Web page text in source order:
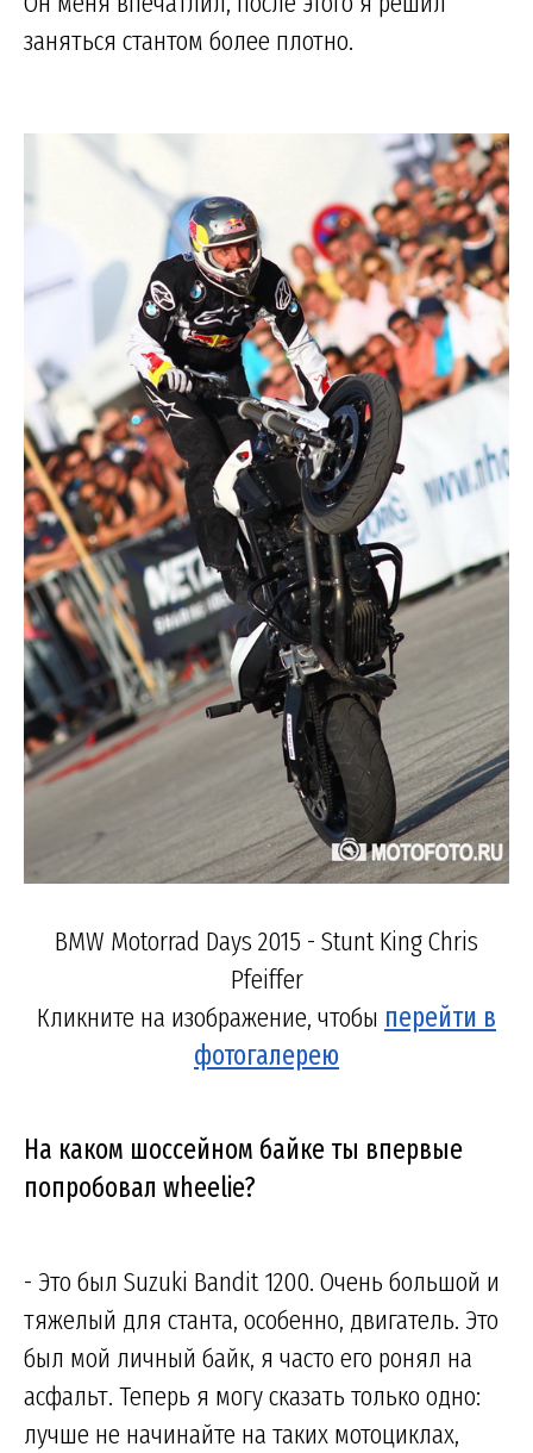
заняться стантом более плотно.
BMW Motorrad Days 2015 - Stunt King Chris
Pfeiffer
Кликните на изображение, чтобы перейти в
фотогалерею
На каком шоссейном байке ты впервые
попробовал wheelie?
- Это был Suzuki Bandit 1200. Очень большой и
тяжелый для станта, особенно, двигатель. Это
был мой личный байк, я часто его ронял на
асфальт. Теперь я могу сказать только одно:
лучше не начинайте на таких мотоциклах,